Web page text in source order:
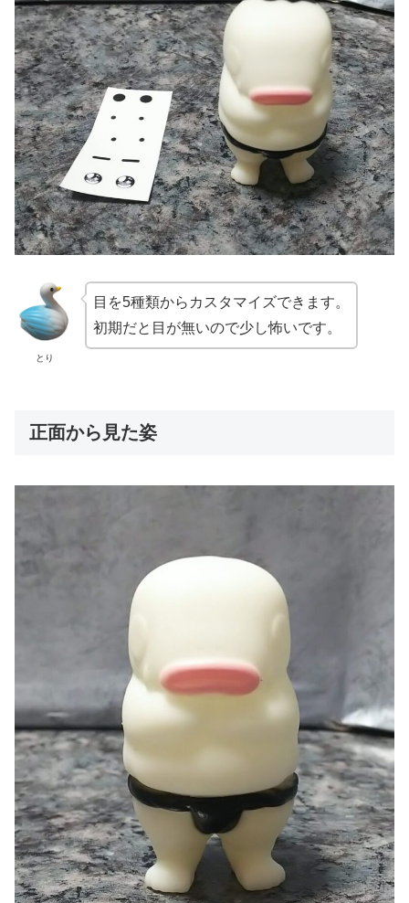
とり
目を5種類からカスタマイズできます。
初期だと目が無いので少し怖いです。
正面から見た姿